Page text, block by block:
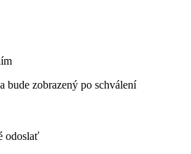
bude zobrazený po schválení
odoslať